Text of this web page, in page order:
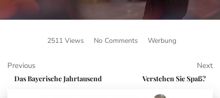
2511 Views No Comments Werbung
Previous
Das Bayerische Jahrtausend
Next
Verstehen Sie Spaß?